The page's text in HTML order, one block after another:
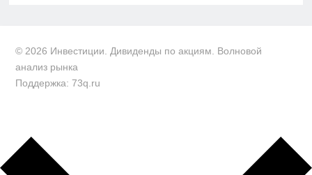
© 2026 Инвестиции. Дивиденды по акциям. Волновой
анализ рынка
Поддержка: 73q.ru